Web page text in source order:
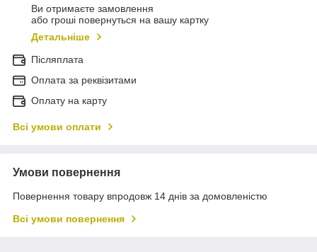
Ви отримаєте замовлення
або гроші повернуться на вашу картку
Детальніше
Післяплата
Оплата за реквізитами
Оплату на карту
Всі умови оплати
Умови повернення
Повернення товару впродовж 14 днів за домовленістю
Всі умови повернення